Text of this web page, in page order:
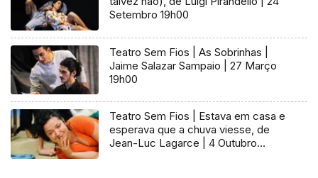
Setembro 19h00
Teatro Sem Fios | As Sobrinhas |
Jaime Salazar Sampaio | 27 Março
19h00
Teatro Sem Fios | Estava em casa e
esperava que a chuva viesse, de
Jean-Luc Lagarce | 4 Outubro